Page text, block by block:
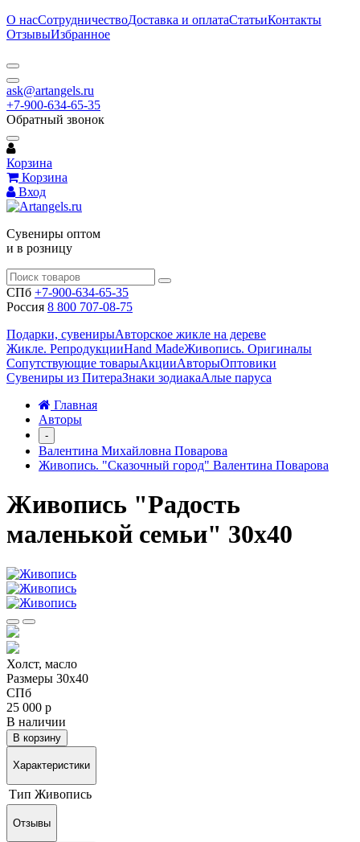
О насСотрудничествоДоставка и оплатаСтатьиКонтакты
ОтзывыИзбранное
ask@artangels.ru
+7-900-634-65-35
Обратный звонок
Корзина
Корзина
Вход
Сувениры оптом
и в розницу
СПб +7-900-634-65-35
Россия 8 800 707-08-75
Подарки, сувенирыАвторское жикле на дереве
Жикле. РепродукцииHand MadeЖивопись. Оригиналы
Сопутствующие товарыАкцииАвторыОптовики
Сувениры из ПитераЗнаки зодиакаАлые паруса
Главная
Авторы
-
Валентина Михайловна Поварова
Живопись. "Сказочный город" Валентина Поварова
Живопись "Радость
маленькой семьи" 30х40
Холст, масло
Размеры 30х40
СПб
25 000 р
В наличии
В корзину
Характеристики
Тип Живопись
Отзывы